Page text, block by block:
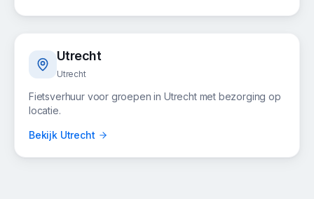
Utrecht
Utrecht
Fietsverhuur voor groepen in Utrechtmet bezorging op
locatie.
Bekijk Utrecht